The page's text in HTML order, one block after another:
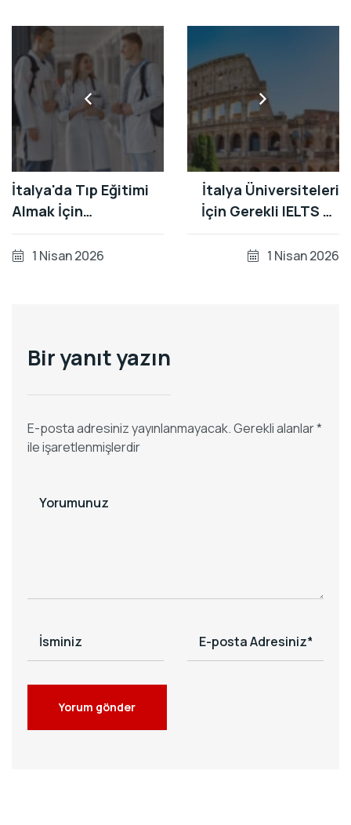
İtalya'da Tıp Eğitimi
Almak İçin
Gerekenler: 2026
Başvuru Rehberi
1 Nisan 2026
İtalya Üniversiteleri
İçin Gerekli IELTS ve
TOEFL Puanları
Nelerdir?
1 Nisan 2026
Bir yanıt yazın
E-posta adresiniz yayınlanmayacak.Gerekli alanlar*
ile işaretlenmişlerdir